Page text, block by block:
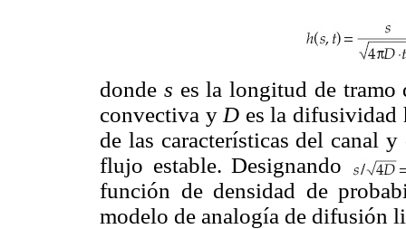
donde s es la longitud de tramo
convectiva y D es la
de las características del canal
flujo estable. Designando
función de densidad de
modelo de analogía de difusión